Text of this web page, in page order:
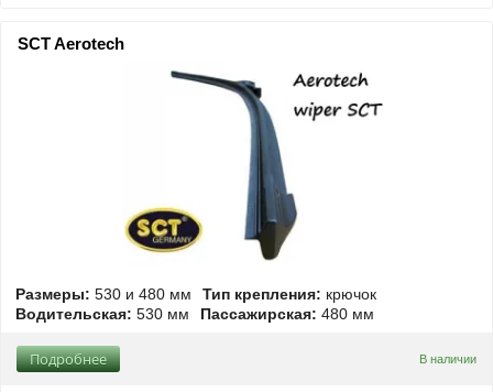
SCT Aerotech
Размеры: 530 и 480 мм Тип крепления: крючок
Водительская: 530 мм Пассажирская: 480 мм
В наличии
Подробнее